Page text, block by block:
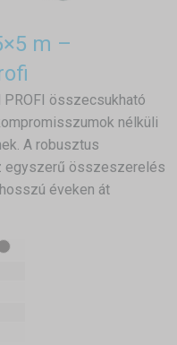
m –
PROFI összecsukható
nélküli
A robusztus
egyszerű összeszerelés
éveken át